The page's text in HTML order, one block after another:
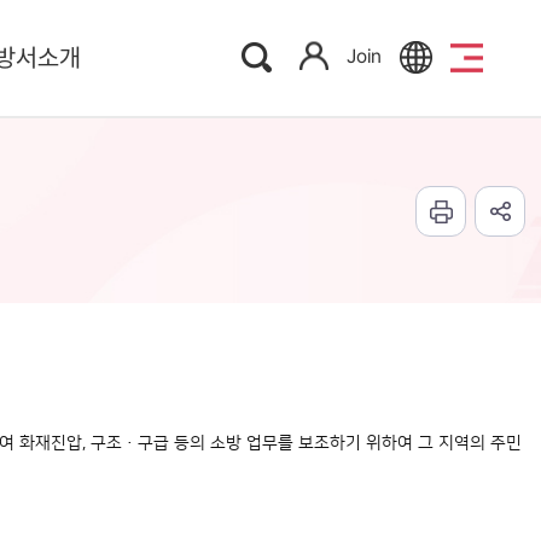
서소개 Join
화재진압, 구조·구급 등의 소방 업무를 보조하기 위하여 그 지역의 주민